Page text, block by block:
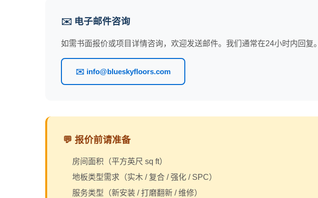
✉️ 电子邮件咨询
如需书面报价或项目详情咨询，欢迎发送邮件。我们通常在24小时内回复。
✉️ info@blueskyfloors.com
💬 报价前请准备
房间面积（平方英尺 sq ft）
地板类型需求（实木 / 复合 / 强化 / SPC）
服务类型（新安装 / 打磨翻新 / 维修）